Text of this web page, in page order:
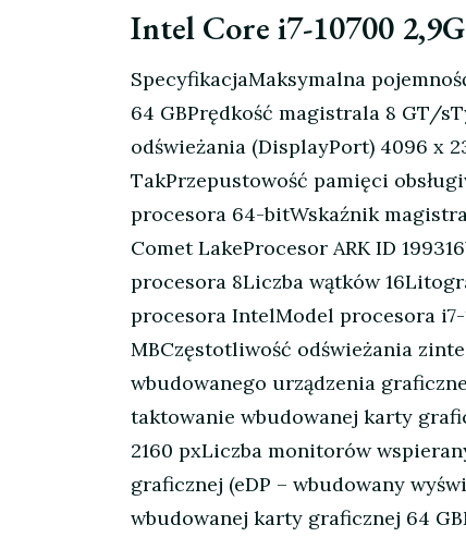
Intel Core i7-10700
SpecyfikacjaMaksymalna
64 GBPrędkość magistrala 8 GT/
odświeżania (DisplayPort) 4096 x
TakPrzepustowość pamięci
procesora 64-bitWskaźnik
Comet LakeProcesor ARK ID
procesora 8Liczba wątków
procesora IntelModel procesora
MBCzęstotliwość odświeżania
wbudowanego urządzenia
taktowanie wbudowanej karty
2160 pxLiczba monitorów
graficznej (eDP – wbudowany
wbudowanej karty graficznej 64